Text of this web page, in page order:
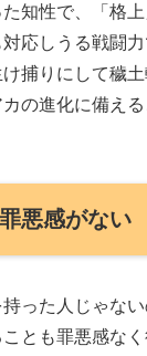
知性で、「格
応しうる戦闘
捕りにして穢
の進化に備え
悪感がない
った人じゃな
とも罪悪感な